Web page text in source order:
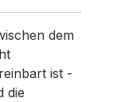
dem
ist -
die